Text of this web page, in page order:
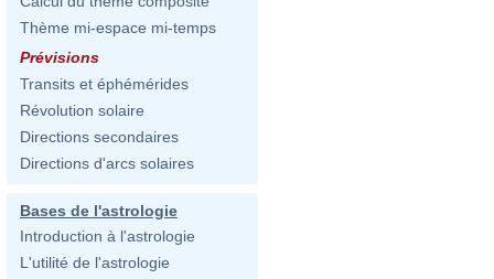
Thème mi-espace mi-temps
Prévisions
Transits et éphémérides
Révolution solaire
Directions secondaires
Directions d'arcs solaires
Bases de l'astrologie
Introduction à l'astrologie
L'utilité de l'astrologie